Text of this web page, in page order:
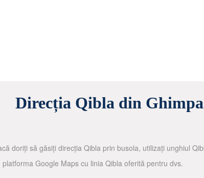
Direcția Qibla din
doriți să găsiți direcția Qibla prin busola, utilizați unghiul
Google Maps cu linia Qibla oferită pentru dvs.